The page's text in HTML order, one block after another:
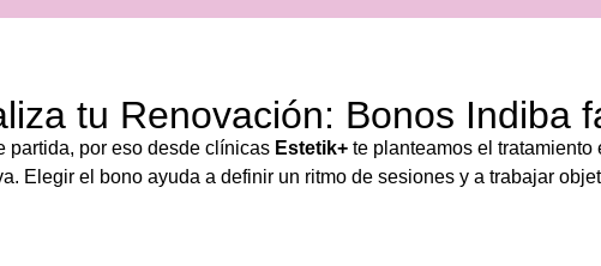
tu Renovación: Bonos Indiba
partida, por eso desde clínicas Estetik+ te planteamos el tratamiento
Elegir el bono ayuda a definir un ritmo de sesiones y a trabajar